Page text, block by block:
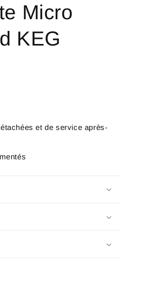
Micro
KEG
et de service après-